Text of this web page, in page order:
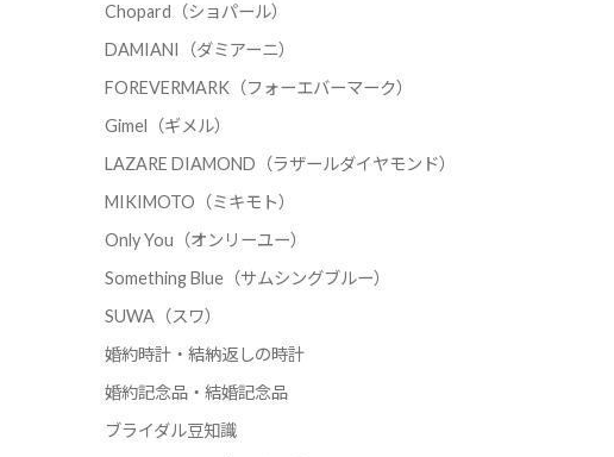
Chopard（ショパール）
DAMIANI（ダミアーニ）
FOREVERMARK（フォーエバーマーク）
Gimel（ギメル）
LAZARE DIAMOND（ラザールダイヤモンド）
MIKIMOTO（ミキモト）
Only You（オンリーユー）
Something Blue（サムシングブルー）
SUWA（スワ）
婚約時計・結納返しの時計
婚約記念品・結婚記念品
ブライダル豆知識